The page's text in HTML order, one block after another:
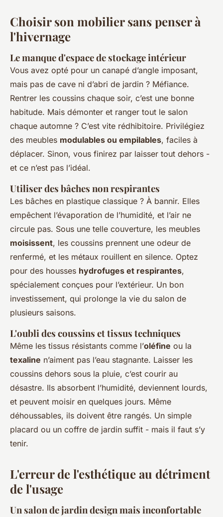
Choisir son mobilier sans penser à
l'hivernage
Le manque d'espace de stockage intérieur
Vous avez opté pour un canapé d’angle imposant,
mais pas de cave ni d’abri de jardin ? Méfiance.
Rentrer les coussins chaque soir, c’est une bonne
habitude. Mais démonter et ranger tout le salon
chaque automne ? C’est vite rédhibitoire. Privilégiez
des meubles modulables ou empilables, faciles à
déplacer. Sinon, vous finirez par laisser tout dehors -
et ce n’est pas l’idéal.
Utiliser des bâches non respirantes
Les bâches en plastique classique ? À bannir. Elles
empêchent l’évaporation de l’humidité, et l’air ne
circule pas. Sous une telle couverture, les meubles
moisissent, les coussins prennent une odeur de
renfermé, et les métaux rouillent en silence. Optez
pour des housses hydrofuges et respirantes,
spécialement conçues pour l’extérieur. Un bon
investissement, qui prolonge la vie du salon de
plusieurs saisons.
L'oubli des coussins et tissus techniques
Même les tissus résistants comme l’oléfine ou la
texaline n’aiment pas l’eau stagnante. Laisser les
coussins dehors sous la pluie, c’est courir au
désastre. Ils absorbent l’humidité, deviennent lourds,
et peuvent moisir en quelques jours. Même
déhoussables, ils doivent être rangés. Un simple
placard ou un coffre de jardin suffit - mais il faut s’y
tenir.
L'erreur de l'esthétique au détriment
de l'usage
Un salon de jardin design mais inconfortable